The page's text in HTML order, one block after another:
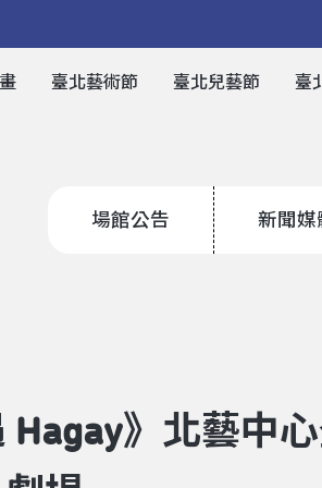
臺北藝術節 臺北兒藝節 臺
場館公告 新聞媒
Hagay》北藝